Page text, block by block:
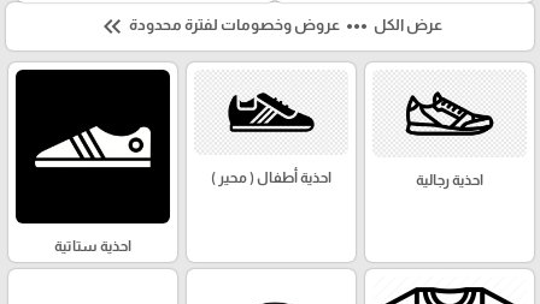
عرض الكل more_horiz عروض وخصومات لفترة محدودة keyboard_double_arrow_left
احذية رجالية احذية أطفال ( محير )
احذية ستاتية